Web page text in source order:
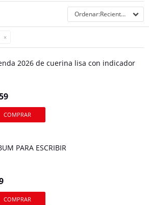
Recientes
2026 de cuerina lisa con indicador
PARA ESCRIBIR